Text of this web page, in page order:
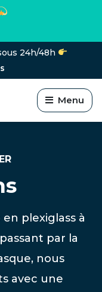
24h/48h
Menu
plexiglass à
par la
nous
avec une